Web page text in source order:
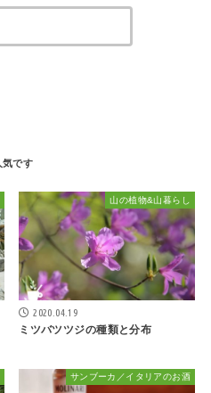
山の植物&山暮らし
2020.04.19
ミツバツツジの種類と分布
サンブーカ／イタリアのお酒